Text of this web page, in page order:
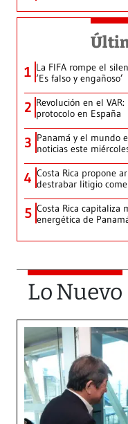
1 La FIFA rompe el
‘Es falso y engañoso’
2 Revolución en el
protocolo en España
3 Panamá y el mundo
noticias este
4 Costa Rica propone
destrabar litigio
5 Costa Rica capitaliza
energética de
Lo Nuevo